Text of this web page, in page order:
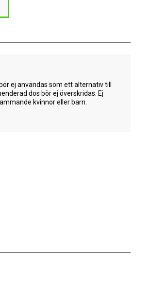
ej användas som ett alternativ till
dos bör ej överskridas. Ej
kvinnor eller barn.